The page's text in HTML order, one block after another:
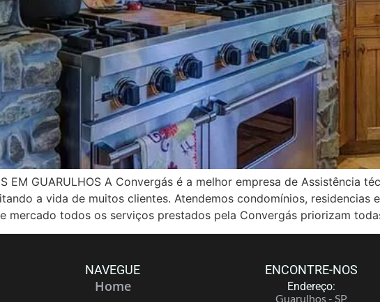
EM GUARULHOS A Convergás é a melhor empresa de Assistência
a vida de muitos clientes. Atendemos condomínios, residencias
mercado todos os serviços prestados pela Convergás priorizam
NAVEGUE
Home
ENCONTRE-NOS
Endereço:
Guarulhos - SP